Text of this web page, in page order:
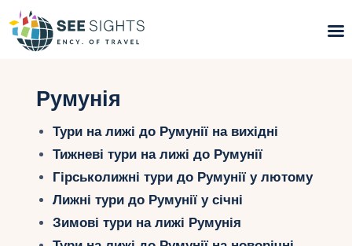
Пошук турів
Гарячі тури
Країни
Інфо
Румунія
Тури на лижі до Румунії на вихідні
Тижневі тури на лижі до Румунії
Гірськолижні тури до Румунії у лютому
Лижні тури до Румунії у січні
Зимові тури на лижі Румунія